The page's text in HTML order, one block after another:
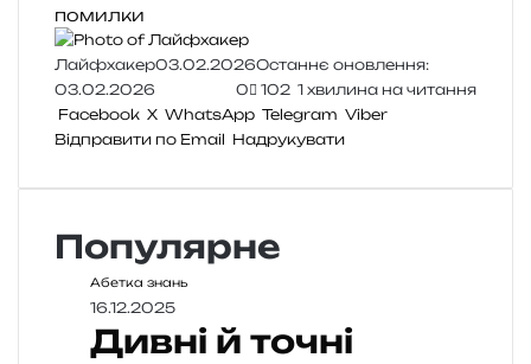
помилки
Лайфхакер03.02.2026Останнє оновлення:
03.02.2026
0 102 1 хвилина на читання
Facebook X WhatsApp Telegram Viber
Відправити по Email Надрукувати
Популярне
Абетка знань
16.12.2025
Дивні й точні